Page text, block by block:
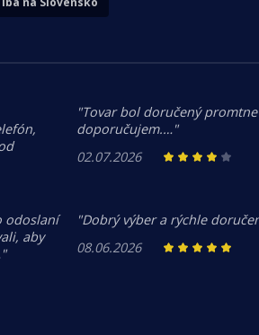
"Tovar bol doručený
doporučujem.…"
02.07.2026
odoslaní
aby
"Dobrý výber a rýchle
08.06.2026